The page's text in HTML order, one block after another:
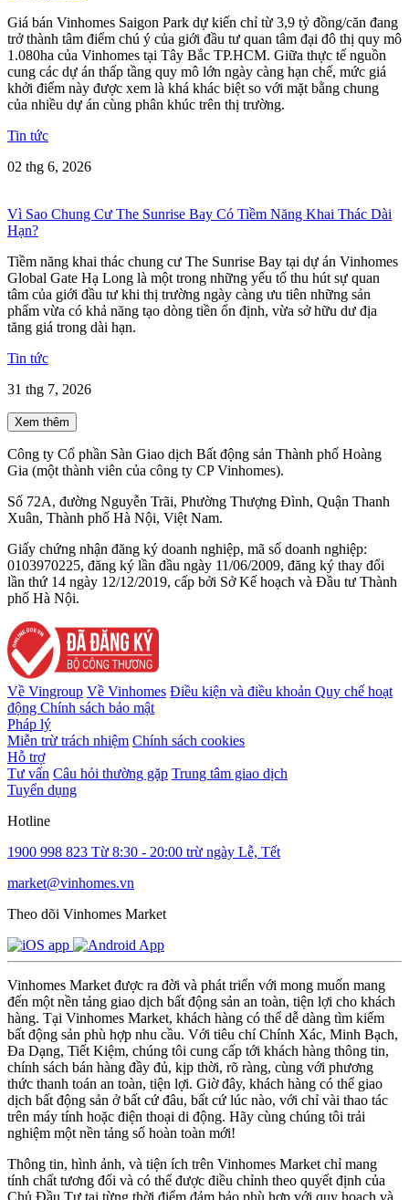
Giá bán Vinhomes Saigon Park dự kiến chỉ từ 3,9 tỷ đồng/căn đang
trở thành tâm điểm chú ý của giới đầu tư quan tâm đại đô thị quy mô
1.080ha của Vinhomes tại Tây Bắc TP.HCM. Giữa thực tế nguồn
cung các dự án thấp tầng quy mô lớn ngày càng hạn chế, mức giá
khởi điểm này được xem là khá khác biệt so với mặt bằng chung
của nhiều dự án cùng phân khúc trên thị trường.
Tin tức
02 thg 6, 2026
Vì Sao Chung Cư The Sunrise Bay Có Tiềm Năng Khai Thác Dài
Hạn?
Tiềm năng khai thác chung cư The Sunrise Bay tại dự án Vinhomes
Global Gate Hạ Long là một trong những yếu tố thu hút sự quan
tâm của giới đầu tư khi thị trường ngày càng ưu tiên những sản
phẩm vừa có khả năng tạo dòng tiền ổn định, vừa sở hữu dư địa
tăng giá trong dài hạn.
Tin tức
31 thg 7, 2026
Xem thêm
Công ty Cổ phần Sàn Giao dịch Bất động sản Thành phố Hoàng
Gia (một thành viên của công ty CP Vinhomes).
Số 72A, đường Nguyễn Trãi, Phường Thượng Đình, Quận Thanh
Xuân, Thành phố Hà Nội, Việt Nam.
Giấy chứng nhận đăng ký doanh nghiệp, mã số doanh nghiệp:
0103970225, đăng ký lần đầu ngày 11/06/2009, đăng ký thay đổi
lần thứ 14 ngày 12/12/2019, cấp bởi Sở Kế hoạch và Đầu tư Thành
phố Hà Nội.
Về Vingroup Về Vinhomes Điều kiện và điều khoản Quy chế hoạt
động Chính sách bảo mật
Pháp lý
Miễn trừ trách nhiệm Chính sách cookies
Hỗ trợ
Tư vấn Câu hỏi thường gặp Trung tâm giao dịch
Tuyển dụng
Hotline
1900 998 823 Từ 8:30 - 20:00 trừ ngày Lễ, Tết
market@vinhomes.vn
Theo dõi Vinhomes Market
Vinhomes Market được ra đời và phát triển với mong muốn mang
đến một nền tảng giao dịch bất động sản an toàn, tiện lợi cho khách
hàng. Tại Vinhomes Market, khách hàng có thể dễ dàng tìm kiếm
bất động sản phù hợp nhu cầu. Với tiêu chí Chính Xác, Minh Bạch,
Đa Dạng, Tiết Kiệm, chúng tôi cung cấp tới khách hàng thông tin,
chính sách bán hàng đầy đủ, kịp thời, rõ ràng, cùng với phương
thức thanh toán an toàn, tiện lợi. Giờ đây, khách hàng có thể giao
dịch bất động sản ở bất cứ đâu, bất cứ lúc nào, với chỉ vài thao tác
trên máy tính hoặc điện thoại di động. Hãy cùng chúng tôi trải
nghiệm một nền tảng số hoàn toàn mới!
Thông tin, hình ảnh, và tiện ích trên Vinhomes Market chỉ mang
tính chất tương đối và có thể được điều chỉnh theo quyết định của
Chủ Đầu Tư tại từng thời điểm đảm bảo phù hợp với quy hoạch và